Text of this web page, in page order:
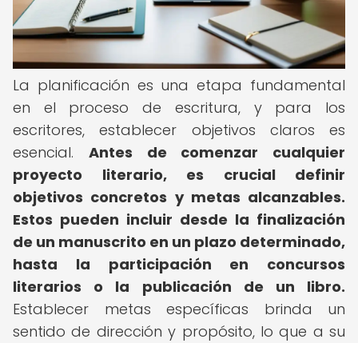
La planificación es una etapa fundamental
en el proceso de escritura, y para los
escritores, establecer objetivos claros es
esencial. Antes de comenzar cualquier
proyecto literario, es crucial definir
objetivos concretos y metas alcanzables.
Estos pueden incluir desde la finalización
de un manuscrito en un plazo determinado,
hasta la participación en concursos
literarios o la publicación de un libro.
Establecer metas específicas brinda un
sentido de dirección y propósito, lo que a su